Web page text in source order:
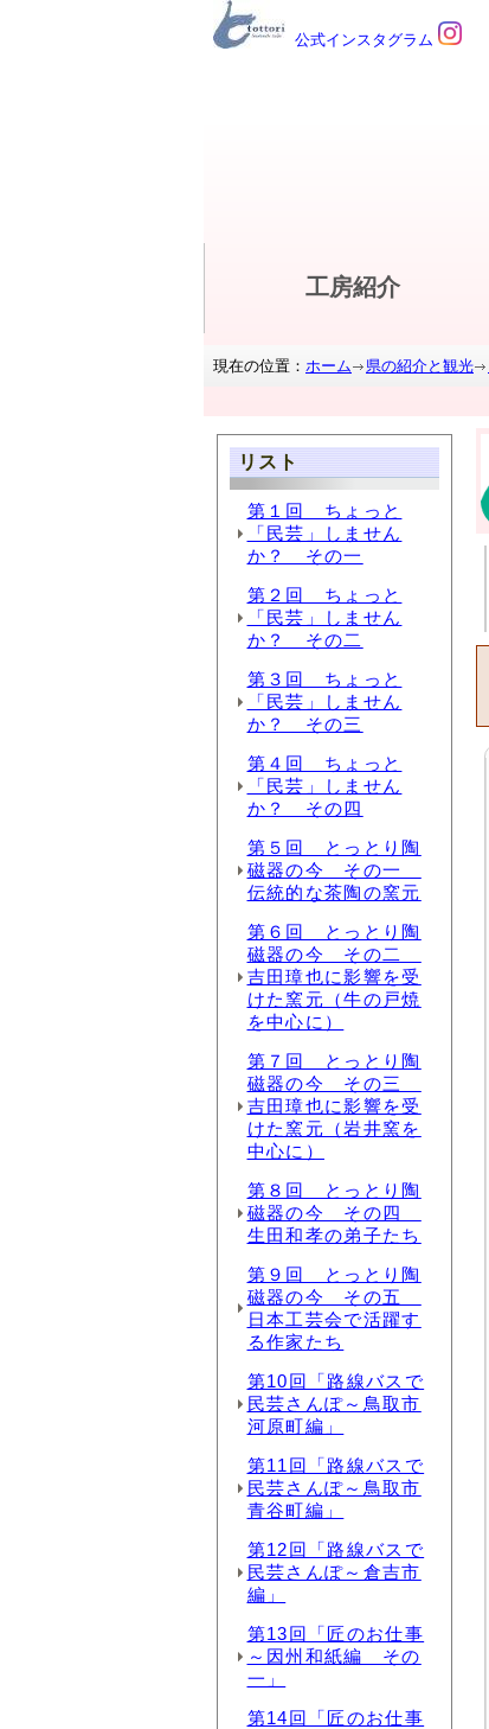
公式インスタグラム
工房紹介
現在の位置： ホーム 県の紹介と観光
リスト
第１回 ちょっと
「民芸」しません
か？ その一
第２回 ちょっと
「民芸」しません
か？ その二
第３回 ちょっと
「民芸」しません
か？ その三
第４回 ちょっと
「民芸」しません
か？ その四
第５回 とっとり陶
磁器の今 その一
伝統的な茶陶の窯元
第６回 とっとり陶
磁器の今 その二
吉田璋也に影響を受
けた窯元（牛の戸焼
を中心に）
第７回 とっとり陶
磁器の今 その三
吉田璋也に影響を受
けた窯元（岩井窯を
中心に）
第８回 とっとり陶
磁器の今 その四
生田和孝の弟子たち
第９回 とっとり陶
磁器の今 その五
日本工芸会で活躍す
る作家たち
第10回「路線バスで
民芸さんぽ～鳥取市
河原町編」
第11回「路線バスで
民芸さんぽ～鳥取市
青谷町編」
第12回「路線バスで
民芸さんぽ～倉吉市
編」
第13回「匠のお仕事
～因州和紙編 その
一」
第14回「匠のお仕事